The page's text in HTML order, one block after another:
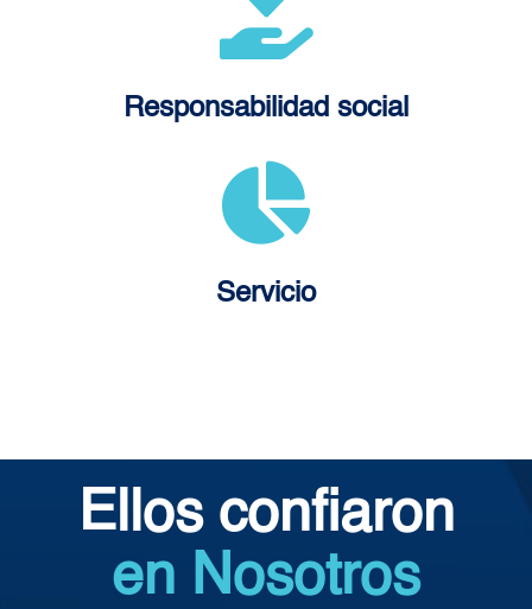
Responsabilidad social
Servicio
Ellos confiaron
en Nosotros